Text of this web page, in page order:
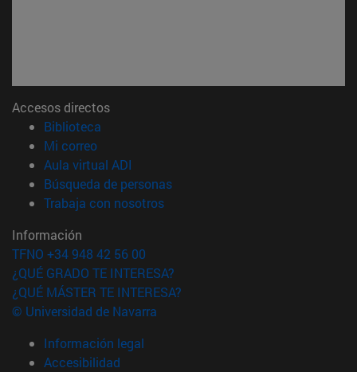
Accesos directos
Biblioteca
Mi correo(abre en nueva ventana)
Aula virtual ADI
Búsqueda de personas(abre en nueva ventana)
Trabaja con nosotros(abre en nueva ventana)
Información
TFNO +34 948 42 56 00
¿QUÉ GRADO TE INTERESA?
¿QUÉ MÁSTER TE INTERESA?
© Universidad de Navarra
Información legal
Accesibilidad